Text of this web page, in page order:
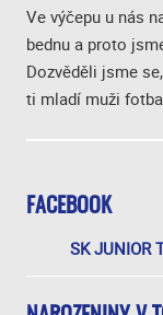
FACEBOOK
SK JUNIOR
Ve výčepu u nás
bednu a proto
Dozvěděli jsme
ti mladí muži